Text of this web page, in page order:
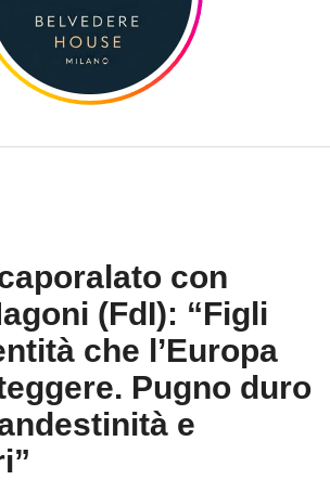
con
(FdI): “Figli
che l’Europa
Pugno duro
e